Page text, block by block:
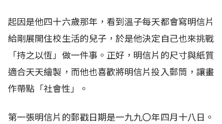
起因是他四十六歲那年，看到溫子每天都會寫明信片
給剛展開住校生活的兒子，於是他決定自己也來挑戰
「持之以恆」做一件事。正好，明信片的尺寸與紙質
適合天天繪製，而他也喜歡將明信片投入郵筒，讓畫
作帶點「社會性」。
第一張明信片的郵戳日期是一九九〇年四月十八日。